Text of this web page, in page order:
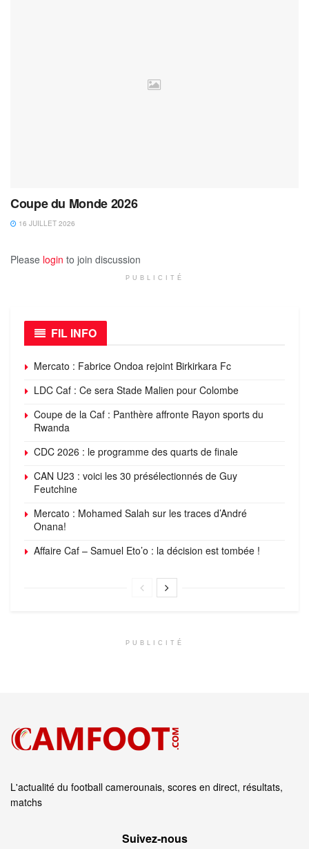
Coupe du Monde 2026
16 JUILLET 2026
Please login to join discussion
PUBLICITÉ
FIL INFO
Mercato : Fabrice Ondoa rejoint Birkirkara Fc
LDC Caf : Ce sera Stade Malien pour Colombe
Coupe de la Caf : Panthère affronte Rayon sports du
Rwanda
CDC 2026 : le programme des quarts de finale
CAN U23 : voici les 30 présélectionnés de Guy
Feutchine
Mercato : Mohamed Salah sur les traces d’André
Onana!
Affaire Caf – Samuel Eto’o : la décision est tombée !
PUBLICITÉ
L'actualité du football camerounais, scores en direct, résultats,
matchs
Suivez‑nous